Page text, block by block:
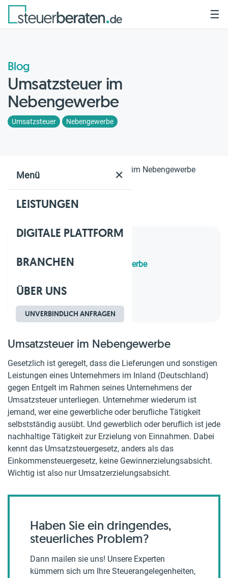
Menü ✕
LEISTUNGEN
DIGITALE PLATTFORM
BRANCHEN
ÜBER UNS
UNVERBINDLICH ANFRAGEN
☰
Blog
Umsatzsteuer im
Nebengewerbe
Umsatzsteuer Nebengewerbe
Home Umsatzsteuer im Nebengewerbe
1. Umsatzsteuer im Nebengewerbe
3. Kleinunternehmer
Umsatzsteuer im Nebengewerbe
Gesetzlich ist geregelt, dass die Lieferungen und sonstigen
Leistungen eines Unternehmers im Inland (Deutschland)
gegen Entgelt im Rahmen seines Unternehmens der
Umsatzsteuer unterliegen. Unternehmer wiederum ist
jemand, wer eine gewerbliche oder berufliche Tätigkeit
selbstständig ausübt. Und gewerblich oder beruflich ist jede
nachhaltige Tätigkeit zur Erzielung von Einnahmen. Dabei
kennt das Umsatzsteuergesetz, anders als das
Einkommensteuergesetz, keine Gewinnerzielungsabsicht.
Wichtig ist also nur Umsatzerzielungsabsicht.
Haben Sie ein dringendes,
steuerliches Problem?
Dann mailen sie uns! Unsere Experten
kümmern sich um Ihre Steuerangelegenheiten,